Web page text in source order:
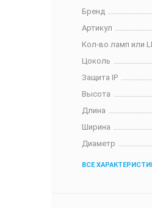
Бренд
Артикул
Кол-во ламп или
Цоколь
Защита IP
Высота
Длина
Ширина
Диаметр
ВСЕ